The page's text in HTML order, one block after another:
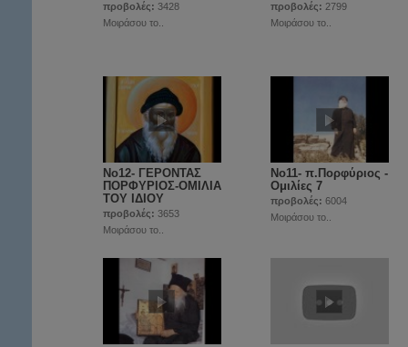
προβολές: 3428
Μοιράσου το..
προβολές: 2799
Μοιράσου το..
Νο12- ΓΕΡΟΝΤΑΣ
ΠΟΡΦΥΡΙΟΣ-ΟΜΙΛΙΑ
ΤΟΥ ΙΔΙΟΥ
προβολές: 3653
Μοιράσου το..
Νο11- π.Πορφύριος -
Ομιλίες 7
προβολές: 6004
Μοιράσου το..